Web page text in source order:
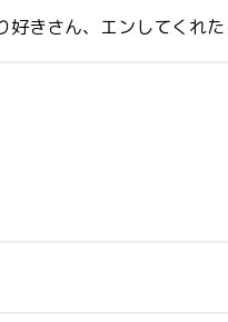
きさん、エンしてくれ